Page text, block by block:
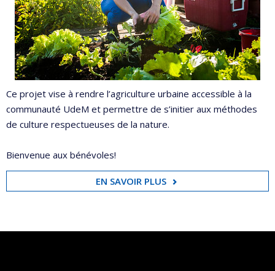
Ce projet vise à rendre l’agriculture urbaine accessible à la
communauté UdeM et permettre de s’initier aux méthodes
de culture respectueuses de la nature.
Bienvenue aux bénévoles!
EN SAVOIR PLUS